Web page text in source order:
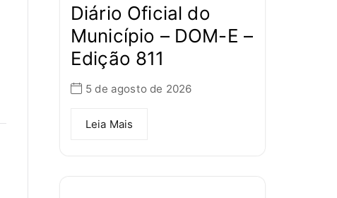
Diário Oficial do
Município – DOM-E –
Edição 811
5 de agosto de 2026
Leia Mais